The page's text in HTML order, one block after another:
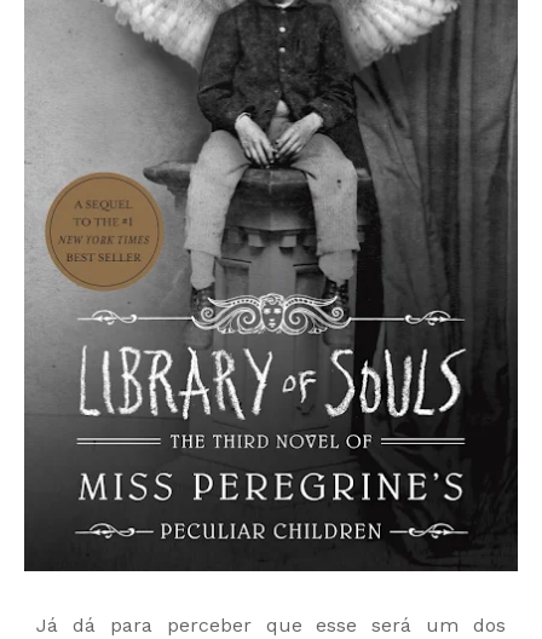
Já dá para perceber que esse será um dos